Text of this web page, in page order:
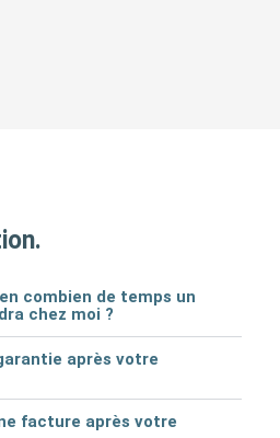
combien de temps un
chez moi ?
après votre
facture après votre